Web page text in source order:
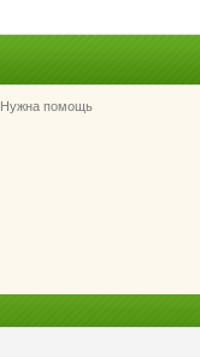
Нужна помощь